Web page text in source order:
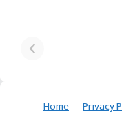
ખેડૂતની કમાલ
Home Privacy